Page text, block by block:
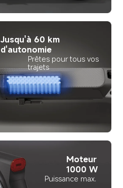
Jusqu'à 60 km
d'autonomie
Prêtes pour tous vos
trajets
Moteur
1000 W
Puissance max.